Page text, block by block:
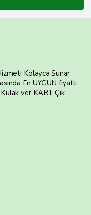
Kolayca Sunar
En UYGUN fiyatlı
ver KAR’lı Çık.